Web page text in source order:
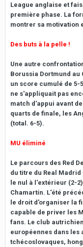
League anglaise et
première phase. La
montrer sa motivation
Des buts à la pelle !
Une autre
Borussia Dortmund au
un score cumulé de
ne s'appliquait pas
match d'appui avant
quarts de finale, les
(total. 6-5).
MU éliminé
Le parcours des Red
du titre du Real
le nul à l'extérieur (2-
Chamartín. L'été
le droit d'organiser la
capable de priver les
fans. Le club
européennes dans les
tchécoslovaques,